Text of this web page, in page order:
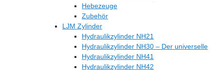
Hebezeuge
Zubehör
LJM Zylinder
Hydraulikzylinder NH21
Hydraulikzylinder NH30 – Der universelle
Hydraulikzylinder NH41
Hydraulikzylinder NH42